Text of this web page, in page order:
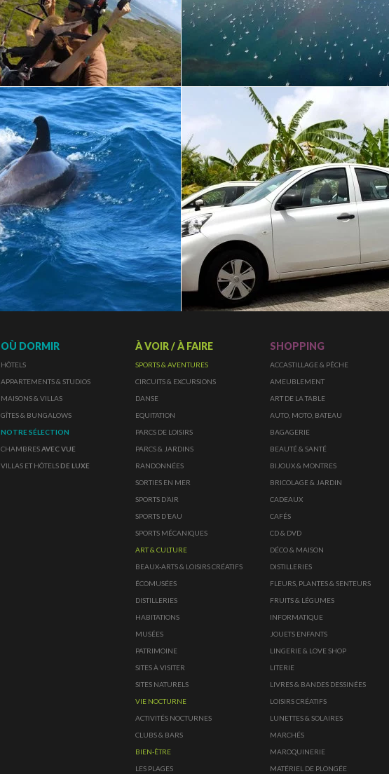
OÙ DORMIR
HÔTELS
APPARTEMENTS & STUDIOS
MAISONS & VILLAS
GÎTES & BUNGALOWS
NOTRE SÉLECTION
CHAMBRESAVEC VUE
VILLAS ET HÔTELS DE LUXE
À VOIR / À FAIRE
SPORTS & AVENTURES
CIRCUITS & EXCURSIONS
DANSE
EQUITATION
PARCS DE LOISIRS
PARCS & JARDINS
RANDONNÉES
SORTIES EN MER
SPORTS D’AIR
SPORTS D’EAU
SPORTS MÉCANIQUES
ART & CULTURE
BEAUX-ARTS & LOISIRS CRÉATIFS
ÉCOMUSÉES
DISTILLERIES
HABITATIONS
MUSÉES
PATRIMOINE
SITES À VISITER
SITES NATURELS
VIE NOCTURNE
ACTIVITÉS NOCTURNES
CLUBS & BARS
BIEN-ÊTRE
LES PLAGES
SHOPPING
ACCASTILLAGE & PÊCHE
AMEUBLEMENT
ART DE LA TABLE
AUTO, MOTO, BATEAU
BAGAGERIE
BEAUTÉ & SANTÉ
BIJOUX & MONTRES
BRICOLAGE & JARDIN
CADEAUX
CAFÉS
CD & DVD
DÉCO & MAISON
DISTILLERIES
FLEURS, PLANTES & SENTEURS
FRUITS & LÉGUMES
INFORMATIQUE
JOUETS ENFANTS
LINGERIE & LOVE SHOP
LITERIE
LIVRES & BANDES DESSINÉES
LOISIRS CRÉATIFS
LUNETTES & SOLAIRES
MARCHÉS
MAROQUINERIE
MATÉRIEL DE PLONGÉE